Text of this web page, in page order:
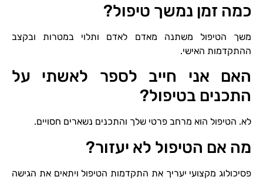
כמה זמן נמשך טיפול?
משך הטיפול משתנה מאדם לאדם ותלוי במטרות ובקצב
ההתקדמות האישי.
האם אני חייב לספר לאשתי על
התכנים בטיפול?
לא. הטיפול הוא מרחב פרטי שלך והתכנים נשארים חסויים.
מה אם הטיפול לא יעזור?
פסיכולוג מקצועי יעריך את התקדמות הטיפול ויתאים את הגישה